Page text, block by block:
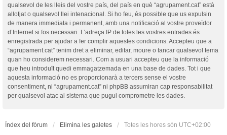
qualsevol de les lleis del vostre país, del país en què “agrupament.cat” està
allotjat o qualsevol llei intenacional. Si ho feu, és possible que us expulsin
de manera immediata i permanent, amb una notificació al vostre proveïdor
d’Internet si fos necessari. L’adreça IP de totes les vostres entrades és
enregistrada per ajudar a fer complir aquestes condicions. Accepteu que a
“agrupament.cat” tenim dret a eliminar, editar, moure o tancar qualsevol tema
quan ho considerem necessari. Com a usuari accepteu que la informació
que heu introduït quedi emmagatzemada en una base de dades. Tot i que
aquesta informació no es proporcionarà a tercers sense el vostre
consentiment, ni “agrupament.cat” ni phpBB assumiran cap responsabilitat
per qualsevol atac al sistema que pugui comprometre les dades.
Índex del fòrum Elimina les galetes Totes les hores són UTC+02:00